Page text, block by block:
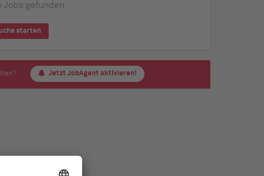
Jobs gefunden.
starten
Jetzt JobAgent aktivieren!